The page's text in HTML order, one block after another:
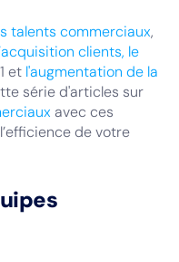
talents commerciaux,
clients, le
1 et l'augmentation de la
série d'articles sur
avec ces
de votre